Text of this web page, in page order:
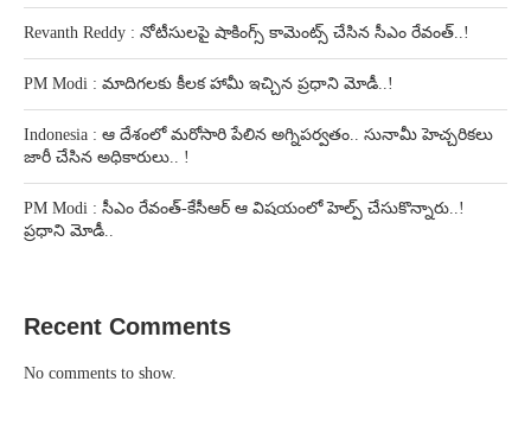
Revanth Reddy : నోటీసులపై షాకింగ్స్ కామెంట్స్ చేసిన సీఎం రేవంత్..!
PM Modi : మాదిగలకు కీలక హామీ ఇచ్చిన ప్రధాని మోడీ..!
Indonesia : ఆ దేశంలో మరోసారి పేలిన అగ్నిపర్వతం.. సునామీ హెచ్చరికలు
జారీ చేసిన అధికారులు.. !
PM Modi : సీఎం రేవంత్-కేసీఆర్ ఆ విషయంలో హెల్ప్ చేసుకొన్నారు..!
ప్రధాని మోడీ..
Recent Comments
No comments to show.